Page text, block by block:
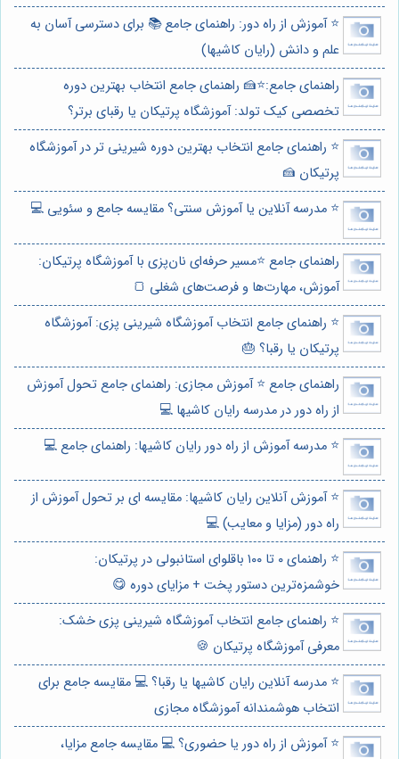
⭐️ آموزش از راه دور: راهنمای جامع 📚 برای دسترسی آسان به
علم و دانش (رایان کاشیها)
راهنمای جامع:⭐️🍰 راهنمای جامع انتخاب بهترین دوره
تخصصی کیک تولد: آموزشگاه پرتیکان یا رقبای برتر؟
⭐️ راهنمای جامع انتخاب بهترین دوره شیرینی تر در آموزشگاه
پرتیکان 🍰
⭐️ مدرسه آنلاین یا آموزش سنتی؟ مقایسه جامع و سئویی 💻
راهنمای جامع ⭐️مسیر حرفه‌ای نان‌پزی با آموزشگاه پرتیکان:
آموزش، مهارت‌ها و فرصت‌های شغلی 🍞
⭐️ راهنمای جامع انتخاب آموزشگاه شیرینی پزی: آموزشگاه
پرتیکان یا رقبا؟ 🎂
راهنمای جامع ⭐️ آموزش مجازی: راهنمای جامع تحول آموزش
از راه دور در مدرسه رایان کاشیها 💻
⭐️ مدرسه آموزش از راه دور رایان کاشیها: راهنمای جامع 💻
⭐️ آموزش آنلاین رایان کاشیها: مقایسه ای بر تحول آموزش از
راه دور (مزایا و معایب) 💻
⭐️ راهنمای ۰ تا ۱۰۰ باقلوای استانبولی در پرتیکان:
خوشمزه‌ترین دستور پخت + مزایای دوره 😋
⭐️ راهنمای جامع انتخاب آموزشگاه شیرینی پزی خشک:
معرفی آموزشگاه پرتیکان 🍪
⭐️ مدرسه آنلاین رایان کاشیها یا رقبا؟ 💻 مقایسه جامع برای
انتخاب هوشمندانه آموزشگاه مجازی
⭐️ آموزش از راه دور یا حضوری؟ 💻 مقایسه جامع مزایا،